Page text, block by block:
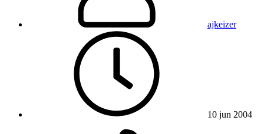
ajkeizer
10 jun 2004